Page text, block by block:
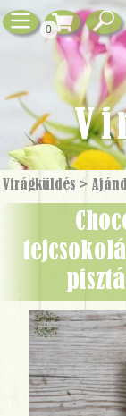
0
Virágküldés >
ChocoMe Petit 9 Falatnyi